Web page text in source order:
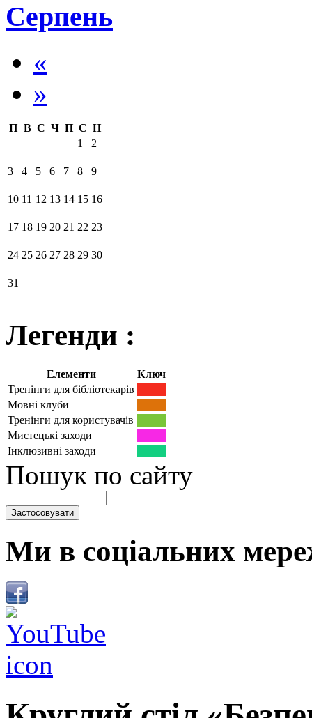
Серпень
«
»
П В С Ч П С Н
1
2
3 4 5 6 7 8 9
10 11 12 13 14 15 16
17 18 19 20 21 22 23
24 25 26 27 28 29 30
31
Легенди :
Елементи
Ключ
Тренінги для бібліотекарів
Мовні клуби
Тренінги для користувачів
Мистецькі заходи
Інклюзивні заходи
Пошук по сайту
Ми в соціальних